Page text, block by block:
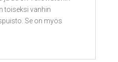
toiseksi vanhin
Se on myös